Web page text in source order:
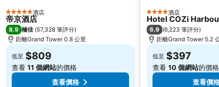
深圳野生動物園
大梅沙海濱公園
皇崗口岸
長洲
Lamma Island
香港屯門
Tin Hau Metro Station
九龍塘
金銀島酒店站
5 星級 酒店
帝京酒店
8.9 極佳 (57,328 筆評分)
距離Grand Tower 0.8 公里
低至 $809
查看 11 個網站的價格
查看價格
4 星級 酒店
Hotel COZi
6.9 (6,223 筆評分)
距離Grand Tower 5.2
低至 $397
查看 10 個網站的價格
查看價